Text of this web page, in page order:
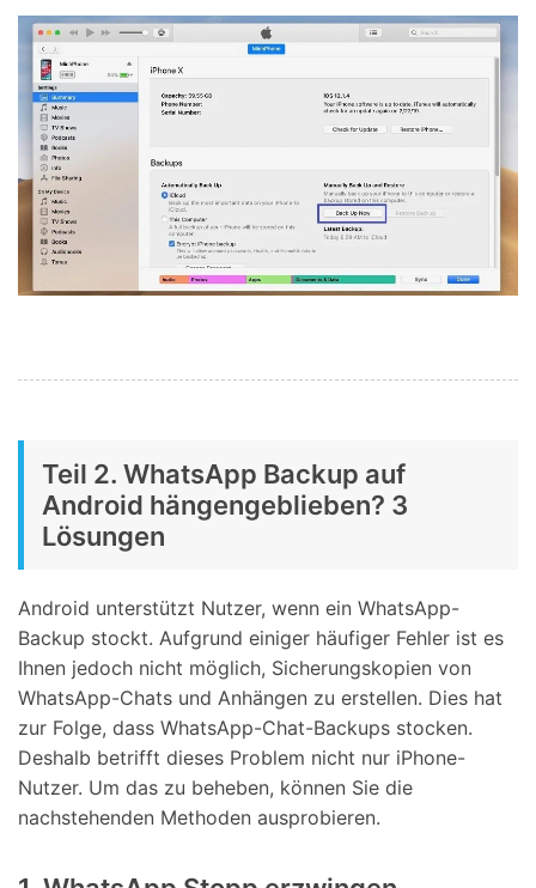
Teil 2. WhatsApp Backup auf
Android hängengeblieben? 3
Lösungen
Android unterstützt Nutzer, wenn ein WhatsApp-
Backup stockt. Aufgrund einiger häufiger Fehler ist es
Ihnen jedoch nicht möglich, Sicherungskopien von
WhatsApp-Chats und Anhängen zu erstellen. Dies hat
zur Folge, dass WhatsApp-Chat-Backups stocken.
Deshalb betrifft dieses Problem nicht nur iPhone-
Nutzer. Um das zu beheben, können Sie die
nachstehenden Methoden ausprobieren.